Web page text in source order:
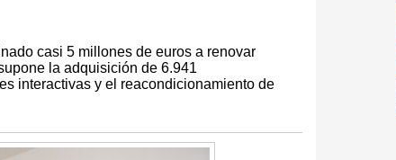
casi 5 millones de euros a renovar
la adquisición de 6.941
interactivas y el reacondicionamiento de